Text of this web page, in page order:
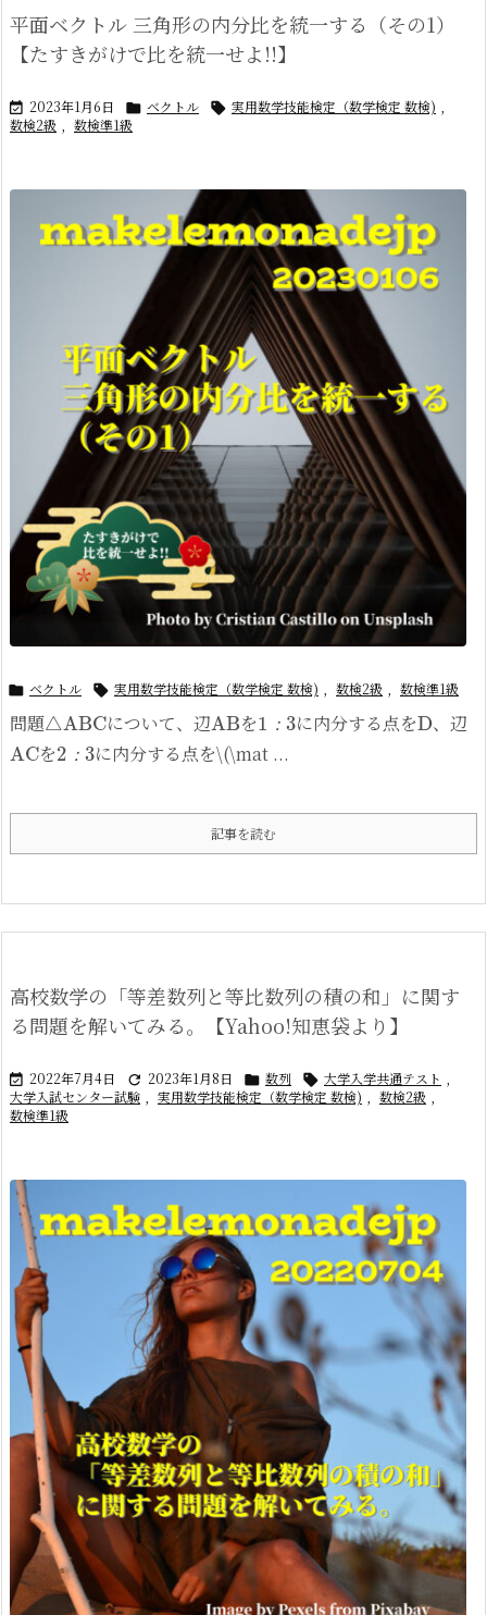
平面ベクトル 三角形の内分比を統一する（その1）
【たすきがけで比を統一せよ!!】
 2023年1月6日  ベクトル  実用数学技能検定（数学検定 数検)
数検2級
数検準1級
 ベクトル  実用数学技能検定（数学検定 数検) 数検2級 数検準1級
問題
△ ABC
について、辺
AB
を ：
：
に内分する点を
D
、辺
AC
を ：
2：
3
に内分する点を\(\mat ...
記事を読む
高校数学の「等差数列と等比数列の積の和」に関す
る問題を解いてみる。【Yahoo!知恵袋より】
 2022年7月4日  2023年1月8日  数列  大学入学共通テスト
大学入試センター試験
実用数学技能検定（数学検定 数検) 数検2級
数検準1級